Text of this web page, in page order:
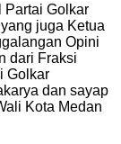
Partai Golkar
juga Ketua
Opini
dari Fraksi
Golkar
dan sayap
Kota Medan